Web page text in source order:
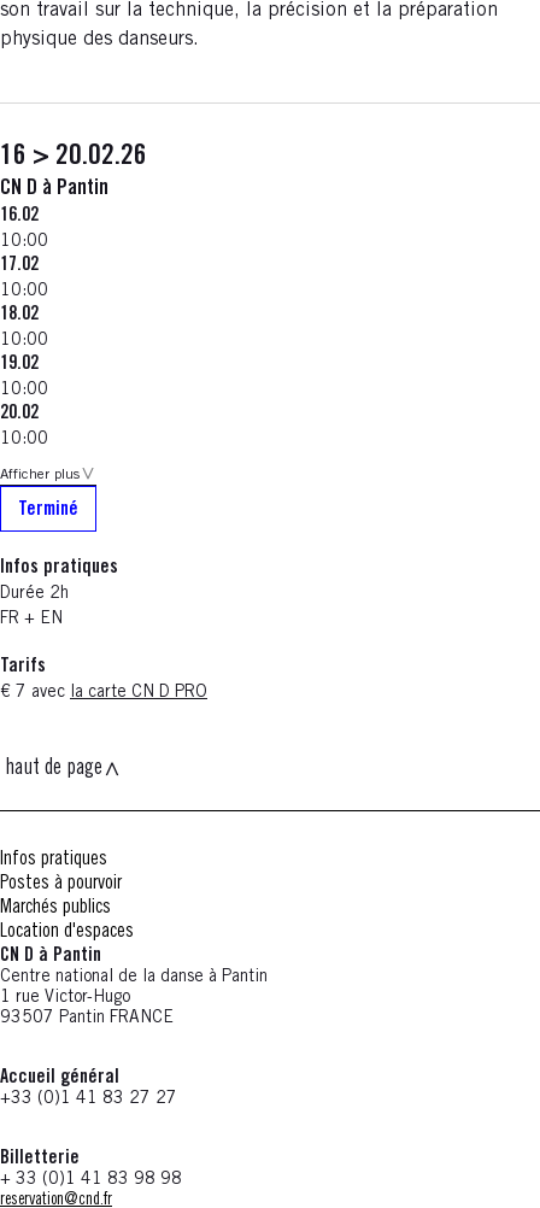
son travail sur la technique, la précision et la préparation
physique des danseurs.
16 > 20.02.26
CN D à Pantin
16.02
10:00
17.02
10:00
18.02
10:00
19.02
10:00
20.02
10:00
Afficher plus
Terminé
Infos pratiques
Durée 2h
FR + EN
Tarifs
€ 7 avec la carte CN D PRO
haut de page
Infos pratiques
Postes à pourvoir
Marchés publics
Location d'espaces
CN D à Pantin
Centre national de la danse à Pantin
1 rue Victor-Hugo
93507 Pantin FRANCE
Accueil général
+33 (0)1 41 83 27 27
Billetterie
+ 33 (0)1 41 83 98 98
reservation@cnd.fr